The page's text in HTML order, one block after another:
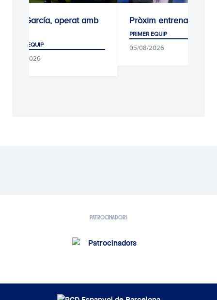
Kike García, operat amb
PRIMER EQUIP
05/08/2026
Pròxim entrenament
PRIMER EQUIP
05/08/2026
PATROCINADORS